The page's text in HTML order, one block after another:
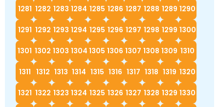
1281 1282 1283 1284 1285 1286 1287 1288 1289 1290
1291 1292 1293 1294 1295 1296 1297 1298 1299 1300
1301 1302 1303 1304 1305 1306 1307 1308 1309 1310
1311 1312 1313 1314 1315 1316 1317 1318 1319 1320
1321 1322 1323 1324 1325 1326 1327 1328 1329 1330